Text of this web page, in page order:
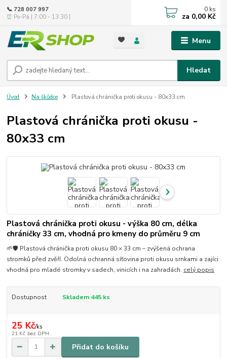
Menu
Hledat
📞 728 007 997
⏰ Po-Pá | 7:00 - 13:30 |
0 ks
za 0,00 Kč
Úvod Na škůdce Plastová chránička proti okusu - 80x33 cm
Plastová chránička proti okusu -
80x33 cm
Plastová chránička proti okusu - výška 80 cm, délka
chráničky 33 cm, vhodná pro kmeny do průměru 9 cm
🌱🛡️ Plastová chránička proti okusu 80 × 33 cm – zvýšená ochrana
stromků před zvěří. Odolná ochranná síťovina proti okusu srnkami a zajíci
vhodná pro mladé stromky v sadech, vinicích i na zahradách. celý popis
Dostupnost Skladem 445 ks
25 Kč/ks
21 Kč bez DPH
Přidat do košíku